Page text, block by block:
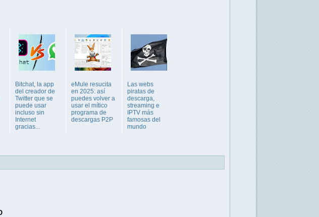
Bitchat, la app
del creador de
Twitter que se
puede usar
incluso sin
Internet
gracias...
eMule resucita
en 2025: así
puedes volver a
usar el mítico
programa de
descargas P2P
Las webs
piratas de
descarga,
streaming e
IPTV más
famosas del
mundo